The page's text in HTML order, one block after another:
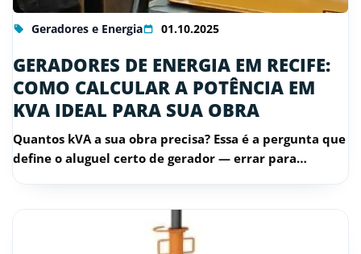
Geradores e Energia 01.10.2025
GERADORES DE ENERGIA EM RECIFE:
COMO CALCULAR A POTÊNCIA EM
KVA IDEAL PARA SUA OBRA
Quantos kVA a sua obra precisa? Essa é a pergunta que
define o aluguel certo de gerador — errar para…